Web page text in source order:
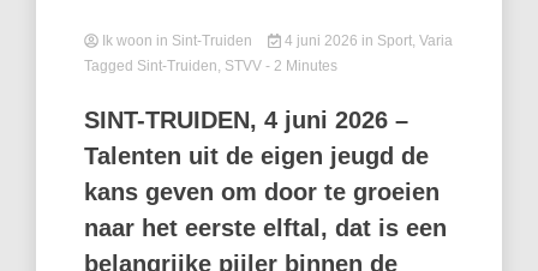
Ik woon in Sint-Truiden 4 juni 2026 in Sport, Varia
Tagged Sint-Truiden, STVV - 2 Minutes
SINT-TRUIDEN, 4 juni 2026 –
Talenten uit de eigen jeugd de
kans geven om door te groeien
naar het eerste elftal, dat is een
belangrijke pijler binnen de